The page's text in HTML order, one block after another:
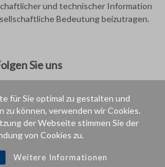
für Sie optimal zu gestalten und
zu können, verwenden wir Cookies.
der Webseite stimmen Sie der
von Cookies zu.
Weitere Informationen
und technischer Information
Bedeutung beizutragen.
Sie uns